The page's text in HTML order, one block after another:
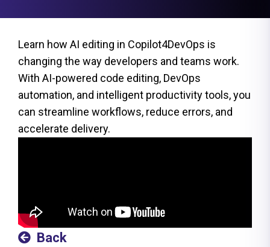
Learn how AI editing in Copilot4DevOps is
changing the way developers and teams work.
With AI-powered code editing, DevOps
automation, and intelligent productivity tools, you
can streamline workflows, reduce errors, and
accelerate delivery.
Back